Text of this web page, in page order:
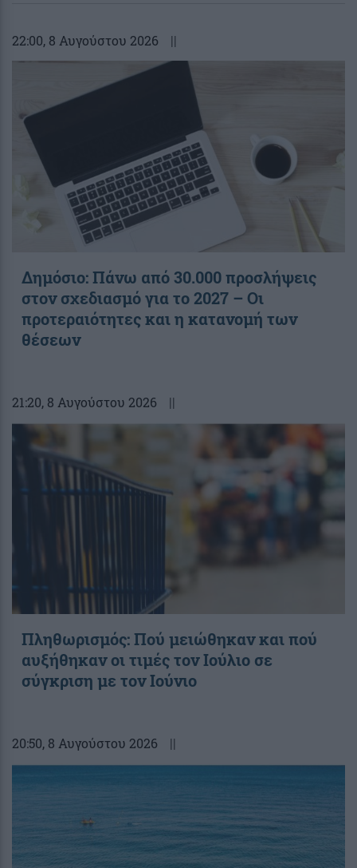
22:00, 8 Αυγούστου 2026 ||
Δημόσιο: Πάνω από 30.000 προσλήψεις
στον σχεδιασμό για το 2027 – Οι
προτεραιότητες και η κατανομή των
θέσεων
21:20, 8 Αυγούστου 2026 ||
Πληθωρισμός: Πού μειώθηκαν και πού
αυξήθηκαν οι τιμές τον Ιούλιο σε
σύγκριση με τον Ιούνιο
20:50, 8 Αυγούστου 2026 ||